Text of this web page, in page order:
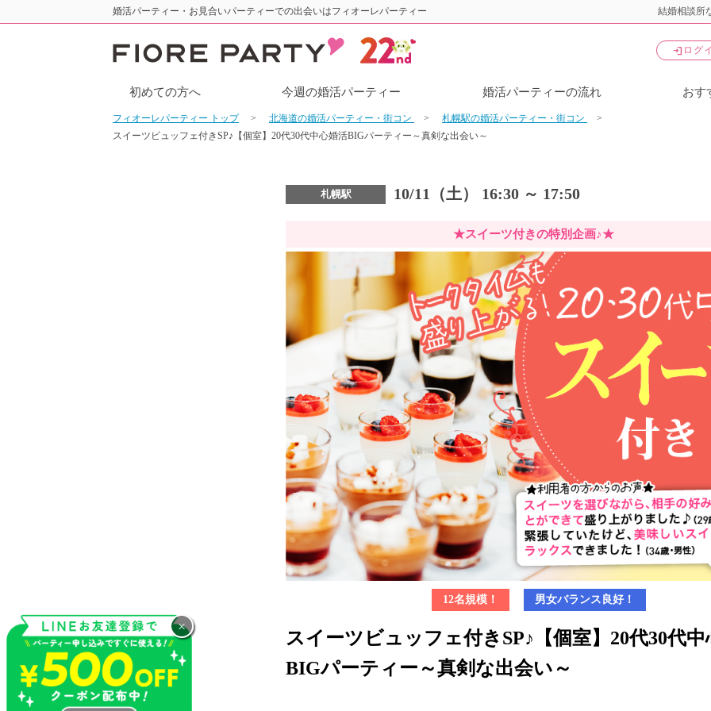
婚活パーティー・お見合いパーティーでの出会いはフィオーレパーティー 結婚相談所
login ログ
初めての方へ 今週の婚活パーティー 婚活パーティーの流れ おす
フィオーレパーティー トップ 北海道の婚活パーティー・街コン
札幌駅の婚活パーティー・街コン
スイーツビュッフェ付きSP♪【個室】20代30代中心婚活BIGパーティー～真剣な出会い～
札幌駅 10/11（土） 16:30 ～ 17:50
★スイーツ付きの特別企画♪★
12名規模！ 男女バランス良好！
スイーツビュッフェ付きSP♪【個室】20代30代中
BIGパーティー～真剣な出会い～
×